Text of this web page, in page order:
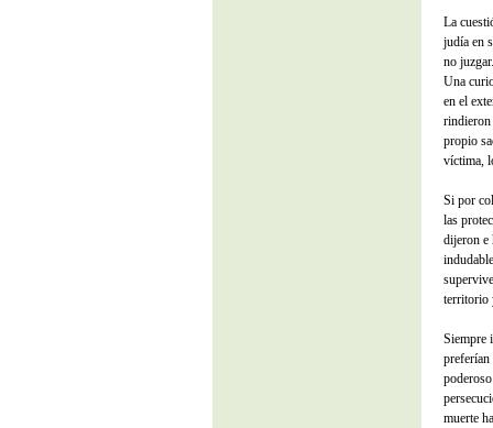
La
judía en
no
Una
en el
rindieron
propio
víctima,
Si por
las
dijeron e
territorio
Siempre
preferían
muerte